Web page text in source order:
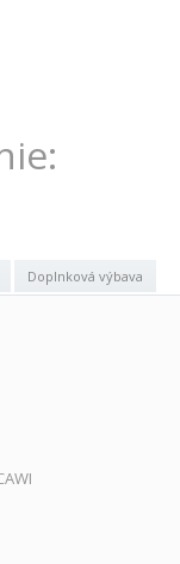
Doplnková výbava